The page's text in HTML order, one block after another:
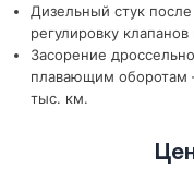
Дизельный стук
регулировку
Засорение
плавающим оборотам
тыс. км.